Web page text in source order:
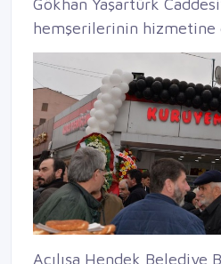
Gökhan Yaşartürk
hemşerilerinin hizmetine
Açılışa Hendek Belediye